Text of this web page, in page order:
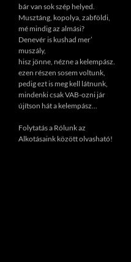
bár van sok szép helyed.
Musztáng, kopolya, zabföldi,
mé mindig az almási?
Denevér is kushad mer’
muszály,
hisz jönne, nézne a kelempász.
ezen részen sosem voltunk,
pedig ezt is meg kell látnunk,
mindenki csak VAB-ozni jár
újítson hát a kelempász...
Folytatás a Rólunk az
Alkotásaink között olvasható!